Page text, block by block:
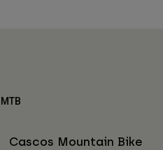
MTB
Cascos Mountain Bike